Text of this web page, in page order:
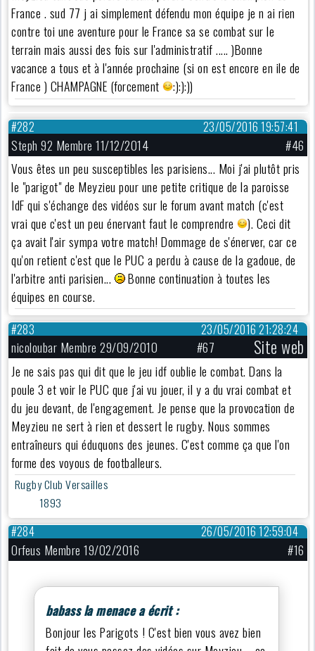
France . sud 77 j ai simplement défendu mon équipe je n ai rien
contre toi une aventure pour le France sa se combat sur le
terrain mais aussi des fois sur l'administratif ..... )Bonne
vacance a tous et à l'année prochaine (si on est encore en ile de
France ) CHAMPAGNE (forcement :):):))
23/05/2016 19:57:41
#282
Steph 92 Membre 11/12/2014
#46
Vous êtes un peu susceptibles les parisiens... Moi j'ai plutôt pris
le "parigot" de Meyzieu pour une petite critique de la paroisse
IdF qui s'échange des vidéos sur le forum avant match (c'est
vrai que c'est un peu énervant faut le comprendre ). Ceci dit
ça avait l'air sympa votre match! Dommage de s'énerver, car ce
qu'on retient c'est que le PUC a perdu à cause de la gadoue, de
l'arbitre anti parisien...
Bonne continuation à toutes les
équipes en course.
23/05/2016 21:28:24
#283
nicoloubar Membre 29/09/2010 #67 Site web
Je ne sais pas qui dit que le jeu idf oublie le combat. Dans la
poule 3 et voir le PUC que j'ai vu jouer, il y a du vrai combat et
du jeu devant, de l'engagement. Je pense que la provocation de
Meyzieu ne sert à rien et dessert le rugby. Nous sommes
entraîneurs qui éduquons des jeunes. C'est comme ça que l'on
forme des voyous de footballeurs.
Rugby Club Versailles
1893
26/05/2016 12:59:04
#284
Orfeus Membre 19/02/2016 #16
babass la menace a écrit :
Bonjour les Parigots ! C'est bien vous avez bien